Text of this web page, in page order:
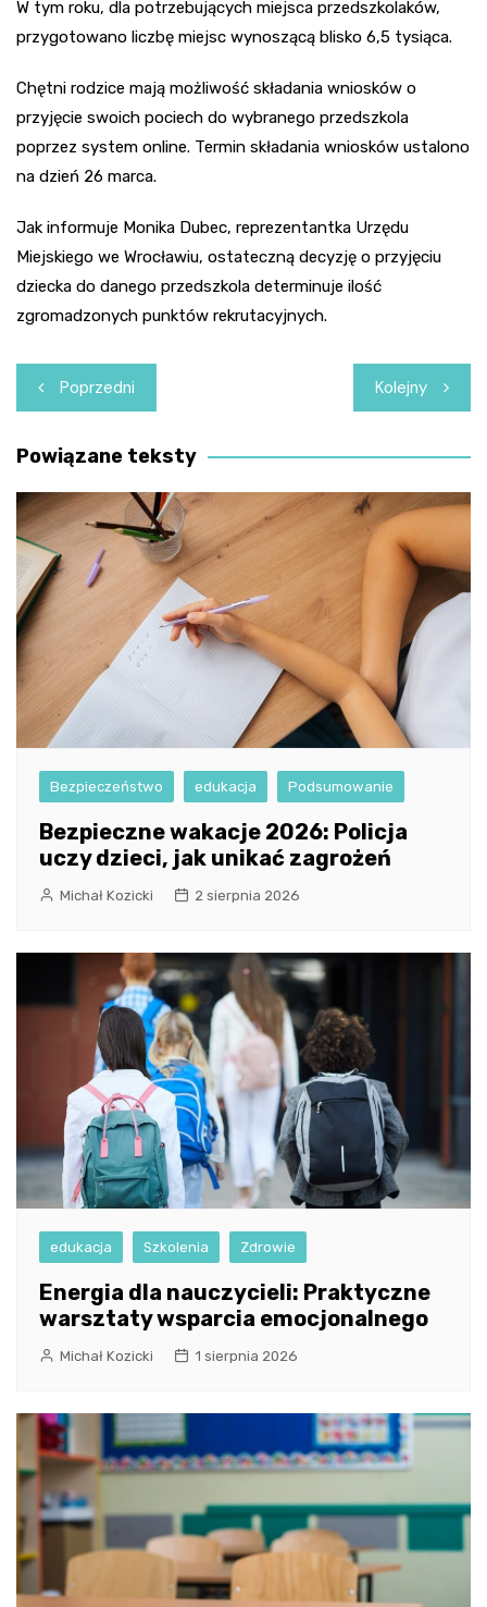
W tym roku, dla potrzebujących miejsca przedszkolaków,
przygotowano liczbę miejsc wynoszącą blisko 6,5 tysiąca.
Chętni rodzice mają możliwość składania wniosków o
przyjęcie swoich pociech do wybranego przedszkola
poprzez system online. Termin składania wniosków ustalono
na dzień 26 marca.
Jak informuje Monika Dubec, reprezentantka Urzędu
Miejskiego we Wrocławiu, ostateczną decyzję o przyjęciu
dziecka do danego przedszkola determinuje ilość
zgromadzonych punktów rekrutacyjnych.
Nawigacja
wpisu
Poprzedni Kolejny
Powiązane teksty
Bezpieczeństwo edukacja Podsumowanie
Bezpieczne wakacje 2026: Policja
uczy dzieci, jak unikać zagrożeń
Michał Kozicki 2 sierpnia 2026
edukacja Szkolenia Zdrowie
Energia dla nauczycieli: Praktyczne
warsztaty wsparcia emocjonalnego
Michał Kozicki 1 sierpnia 2026